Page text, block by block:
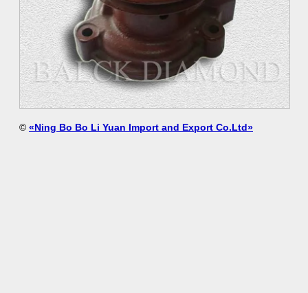
© «Ning Bo Bo Li Yuan Import and Export Co.Ltd»